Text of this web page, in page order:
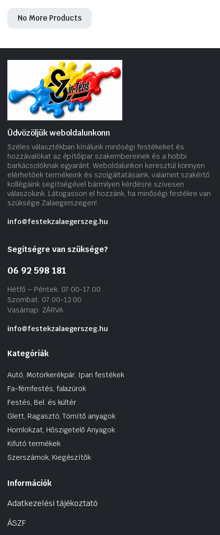
No More Products
Üdvözöljük weboldalunkonn
Széles választékban kínálunk minőségi festékeket és
hozzávalókat az építőipar szakembereinek és a hobbi
barkácsolóknak egyaránt. Weboldalunkon keresztül könnyen
elérhetőek termékeink és szolgáltatásaink, valamint szakértő
kollégáink segítségével bármilyen kérdésre szívesen
válaszolunk. Látogasson el hozzánk, ha minőségi festékre van
szüksége Zalaegerszegen!.
info@festekzalaegerszeg.hu
Segítségre van szüksége?
06 92 598 181
Hétfő – Péntek: 07:00-17:00
Szombat: 07:00-12:00
Vasárnap: ZÁRVA
info@festekzalaegerszeg.hu
Kategóriák
Autó, Motorkerékpár, Ipari festékek
Fa-fémfestés, falazúrok
Festés, Bel. és kültér
Glett, Ragasztó, Tömítő anyagok
Homlokzat, Hőszigetelő Anyagok
Kifutó termékek
Szerszámok, Kiegészítők
Információk
Adatkezelési tájékoztató
ÁSZF